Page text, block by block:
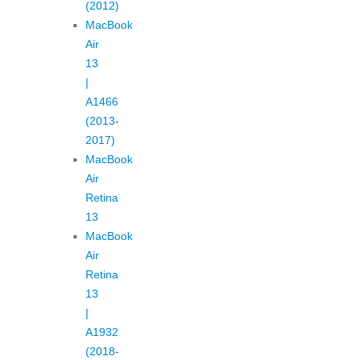
(2012)
MacBook
Air
13
|
A1466
(2013-
2017)
MacBook
Air
Retina
13
MacBook
Air
Retina
13
|
A1932
(2018-